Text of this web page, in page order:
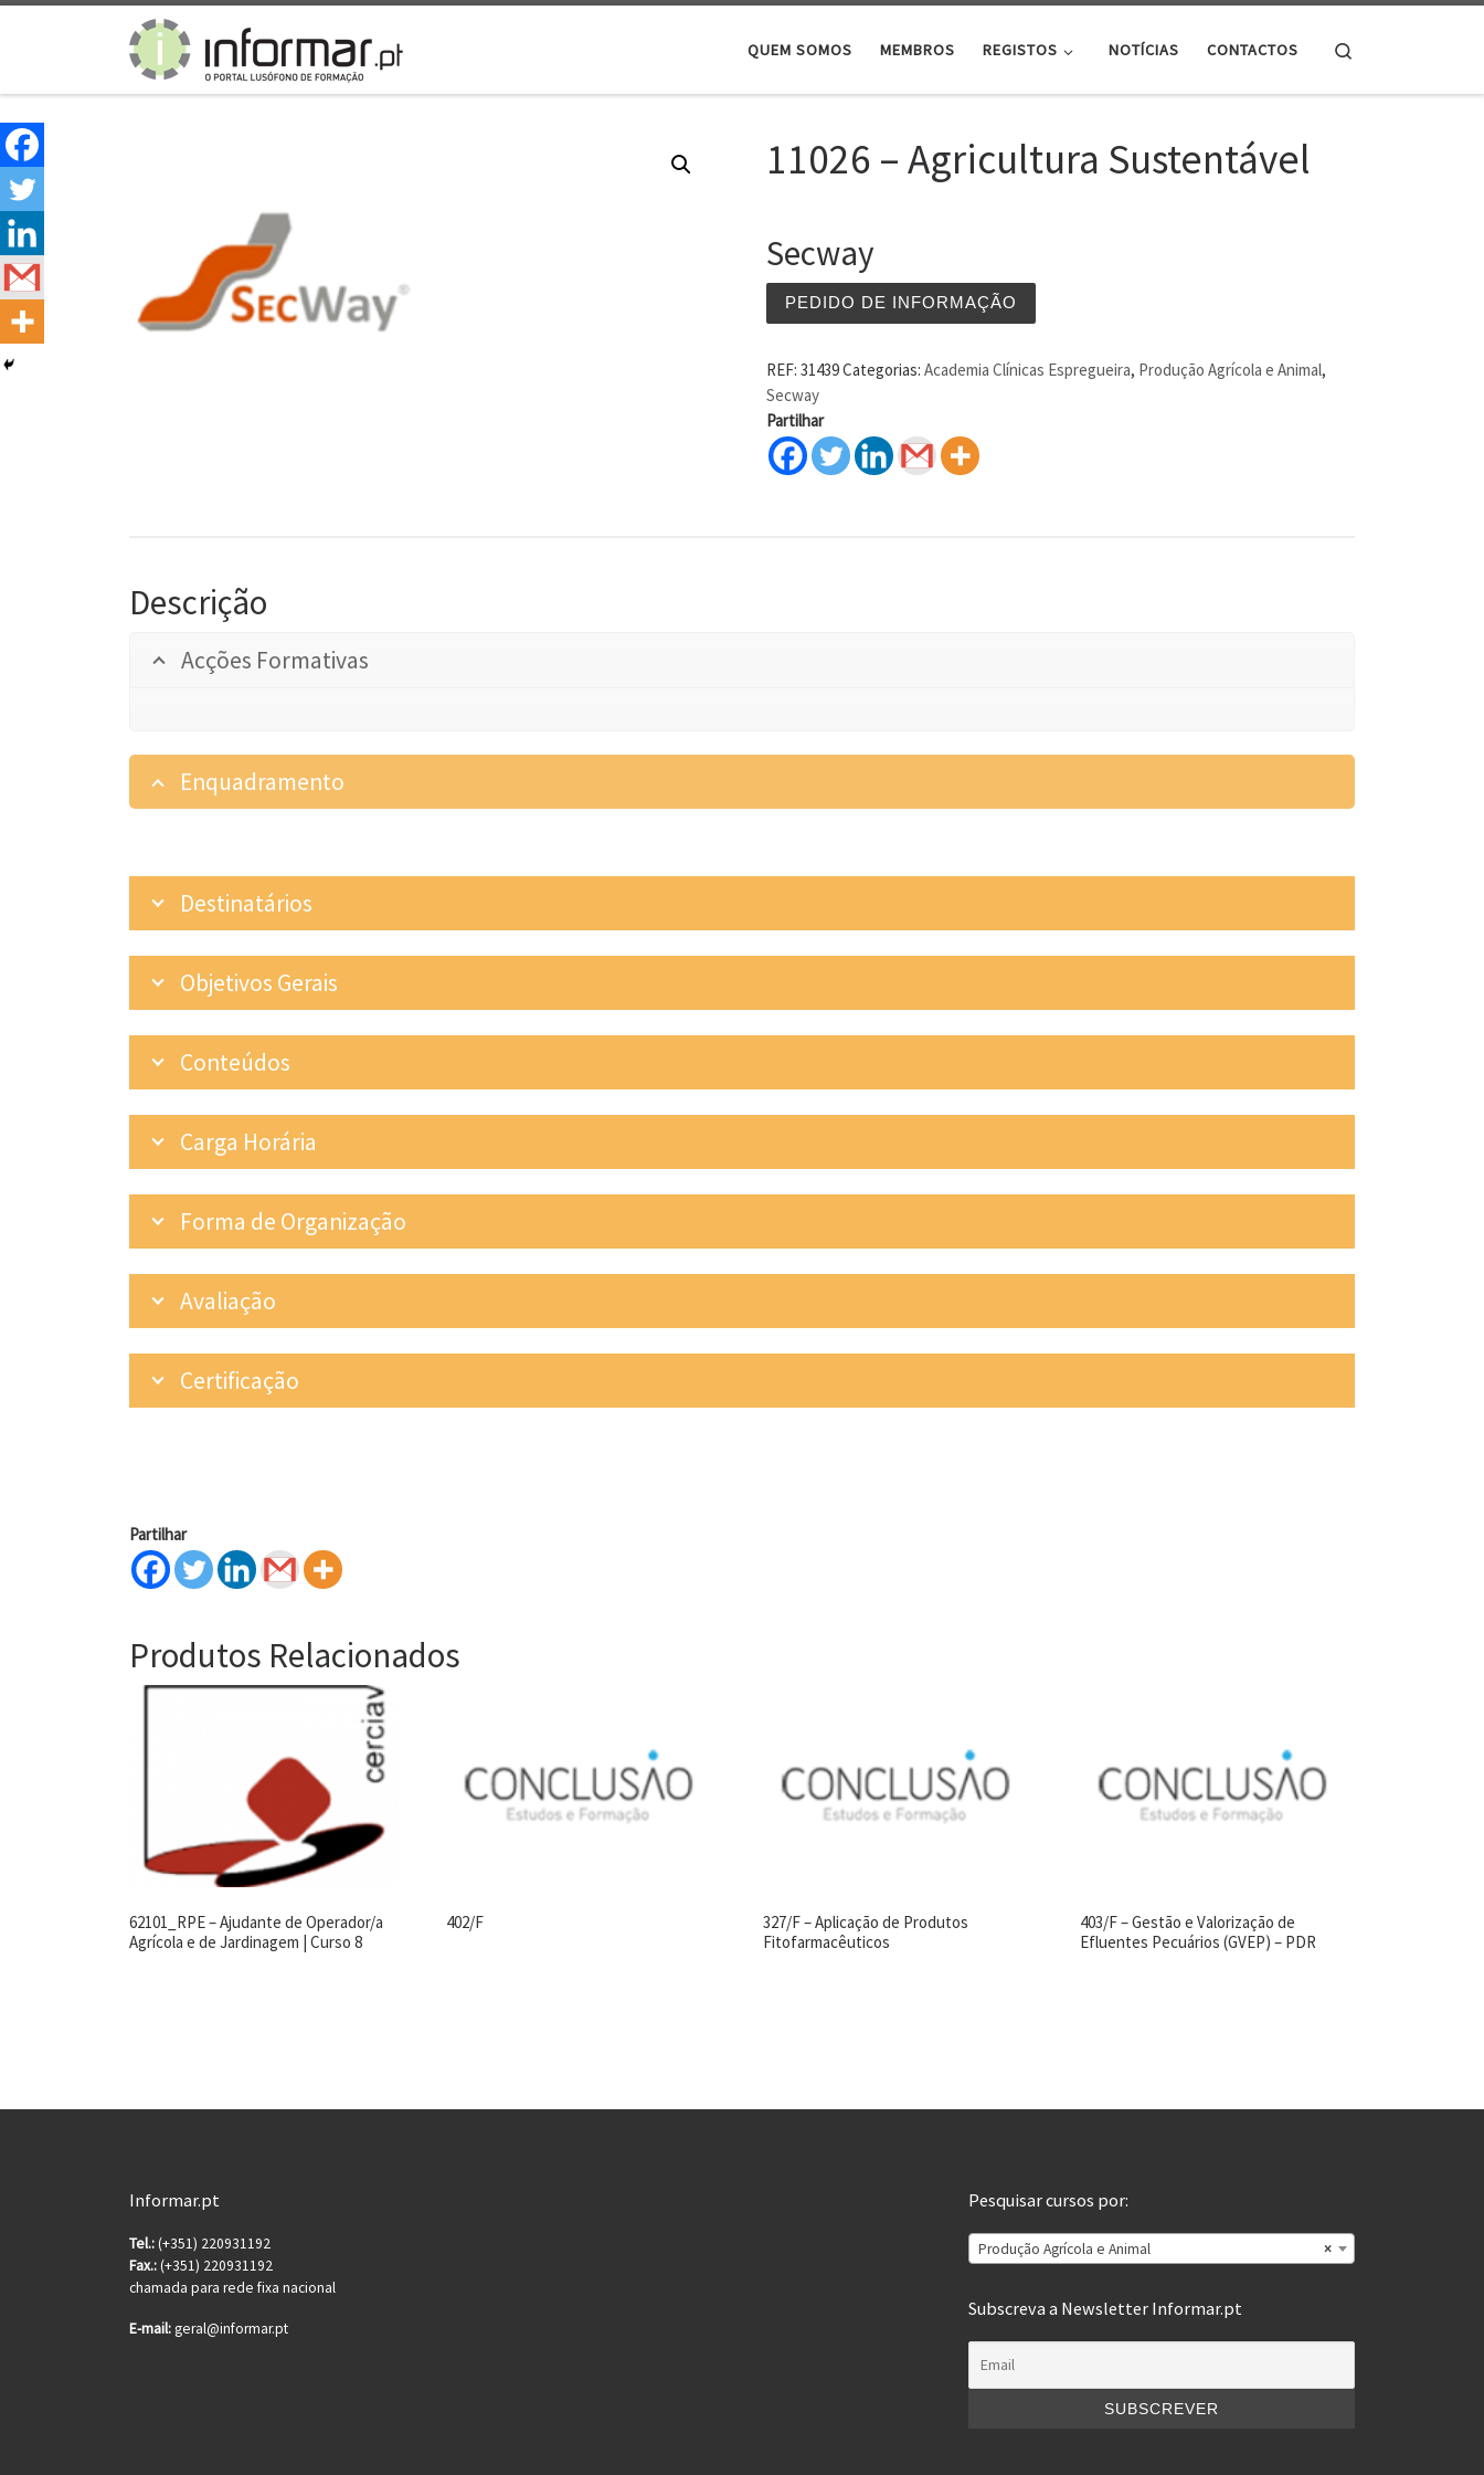
Skip to content
QUEM SOMOS MEMBROS REGISTOS NOTÍCIAS CONTACTOS
11026 – Agricultura Sustentável
Secway
PEDIDO DE INFORMAÇÃO
REF:31439Categorias:Academia Clínicas Espregueira, Produção Agrícola e Animal,
Secway
Partilhar
Descrição
Acções Formativas
Enquadramento
Destinatários
Objetivos Gerais
Conteúdos
Carga Horária
Forma de Organização
Avaliação
Certificação
Partilhar
Produtos Relacionados
62101_RPE – Ajudante de Operador/a
Agrícola e de Jardinagem | Curso 8
402/F
327/F – Aplicação de Produtos
Fitofarmacêuticos
403/F – Gestão e Valorização de
Efluentes Pecuários (GVEP) – PDR
Informar.pt
Tel.:(+351) 220931192
Fax.:(+351) 220931192
chamada para rede fixa nacional
E-mail:geral@informar.pt
Pesquisar cursos por:
×
Produção Agrícola e Animal
Subscreva a Newsletter Informar.pt